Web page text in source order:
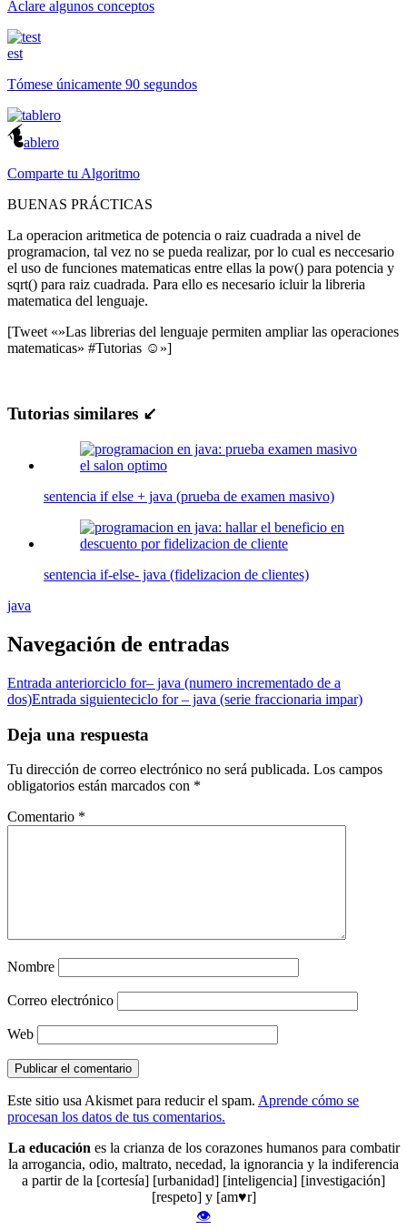
Aclare algunos conceptos
est
Tómese únicamente 90 segundos
ablero
Comparte tu Algoritmo
BUENAS PRÁCTICAS
La operacion aritmetica de potencia o raiz cuadrada a nivel de
programacion, tal vez no se pueda realizar, por lo cual es neccesario
el uso de funciones matematicas entre ellas la pow() para potencia y
sqrt() para raiz cuadrada. Para ello es necesario icluir la libreria
matematica del lenguaje.
[Tweet «»Las librerias del lenguaje permiten ampliar las operaciones
matematicas» #Tutorias ☺»]
Tutorias similares ↙
sentencia if else + java (prueba de examen masivo)
sentencia if-else- java (fidelizacion de clientes)
java
Navegación de entradas
Entrada anteriorciclo for– java (numero incrementado de a
dos)Entrada siguienteciclo for – java (serie fraccionaria impar)
Deja una respuesta
Tu dirección de correo electrónico no será publicada. Los campos
obligatorios están marcados con *
Comentario *
Nombre
Correo electrónico
Web
Este sitio usa Akismet para reducir el spam. Aprende cómo se
procesan los datos de tus comentarios.
La educaciónes la crianza de los corazones humanos para combatir
la arrogancia, odio, maltrato, necedad, la ignorancia y la indiferencia
a partir de la [cortesía] [urbanidad] [inteligencia] [investigación]
[respeto] y [am♥r]
👁